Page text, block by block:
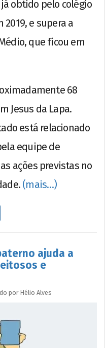
obtido pelo colégio
e supera a
que ficou em
68
Jesus da Lapa.
está relacionado
equipe de
ações previstas no
(mais…)
ajuda a
e
porHélio Alves